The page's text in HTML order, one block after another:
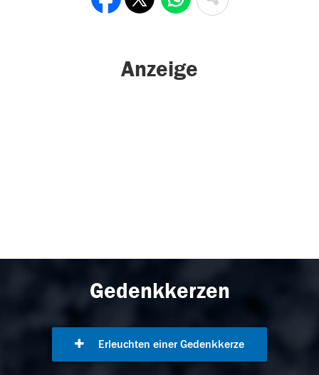
Anzeige
Gedenkkerzen
Erleuchten einer Gedenkkerze